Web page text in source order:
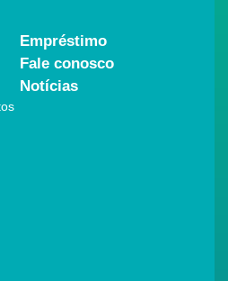
Empréstimo
Fale conosco
Notícias